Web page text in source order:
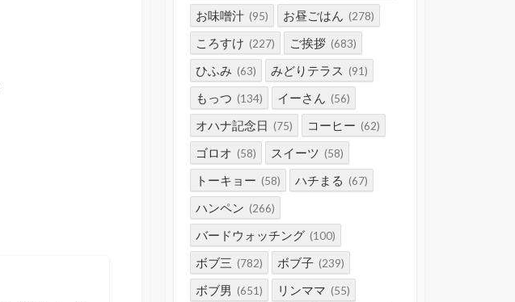
お味噌汁 (95) お昼ごはん (278)
ころすけ (227) ご挨拶 (683)
ひふみ (63) みどりテラス (91)
もっつ (134) イーさん (56)
オハナ記念日 (75) コーヒー (62)
ゴロオ (58) スイーツ (58)
トーキョー (58) ハチまる (67)
ハンペン (266)
バードウォッチング (100)
ボブ三 (782) ボブ子 (239)
ボブ男 (651) リンママ (55)